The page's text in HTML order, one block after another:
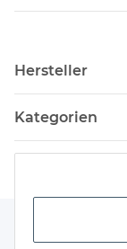
Hersteller
Kategorien